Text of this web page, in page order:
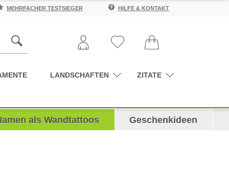
MEHRFACHER TESTSIEGER HILFE & KONTAKT
LANDSCHAFTEN ZITATE
als Wandtattoos Geschenkideen